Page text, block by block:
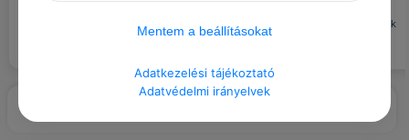
előbb-utóbb biztosan találkozunk
Mentem a beállításokat
Adatkezelési tájékoztató
Adatvédelmi irányelvek